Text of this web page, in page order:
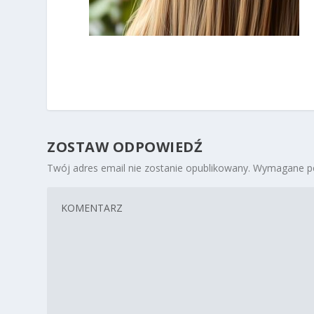
ZOSTAW ODPOWIEDŹ
Twój adres email nie zostanie opublikowany. Wymagane